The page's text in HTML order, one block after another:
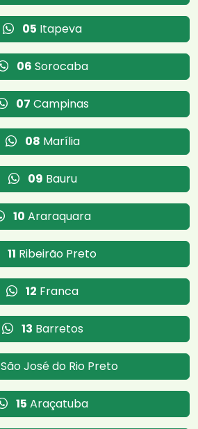
05 Itapeva
06 Sorocaba
07 Campinas
08 Marília
09 Bauru
10 Araraquara
11 Ribeirão Preto
12 Franca
13 Barretos
São José do Rio Preto
15 Araçatuba